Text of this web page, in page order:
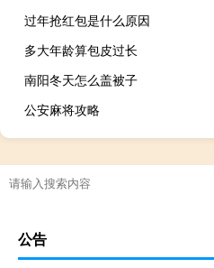
过年抢红包是什么原因
多大年龄算包皮过长
南阳冬天怎么盖被子
公安麻将攻略
公告